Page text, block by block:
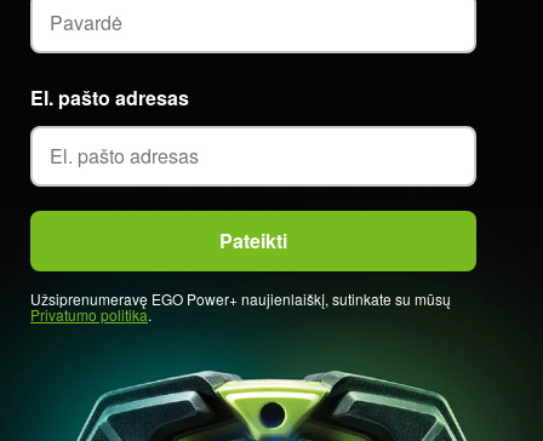
El. pašto adresas
Užsiprenumeravę EGO Power+ naujienlaiškį, sutinkate su mūsų
Privatumo politika.